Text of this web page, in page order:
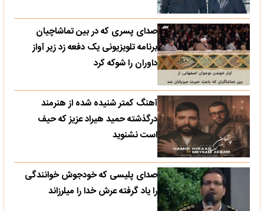
صدای پسری که در بین تماشاچیان
برنامه تلویزیونی یک دفعه زد زیر آواز
داوران را شوکه کرد
آهنگ کمتر شنیده شده از هنرمند
درگذشته حمید هیراد عزیز که حیف
است نشنوید
صدای پلیسی که خودجوش خوانندگی
را یاد گرفته عرش خدا را میلرزاند